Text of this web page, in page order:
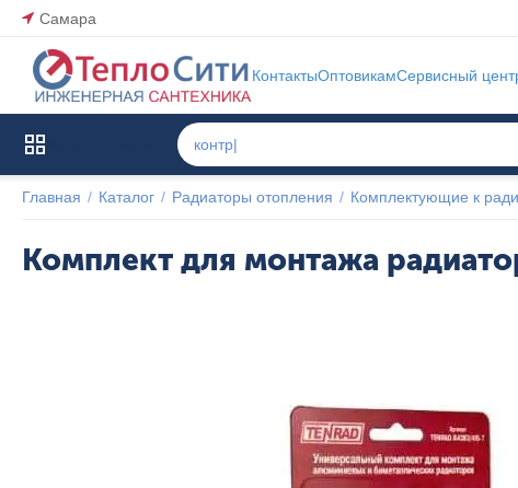
Самара
КонтактыОптовикамСервисный
Главная / Каталог / Радиаторы отопления / Комплектующие к
Комплект для монтажа